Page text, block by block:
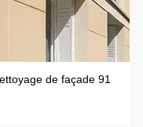
de façade 91